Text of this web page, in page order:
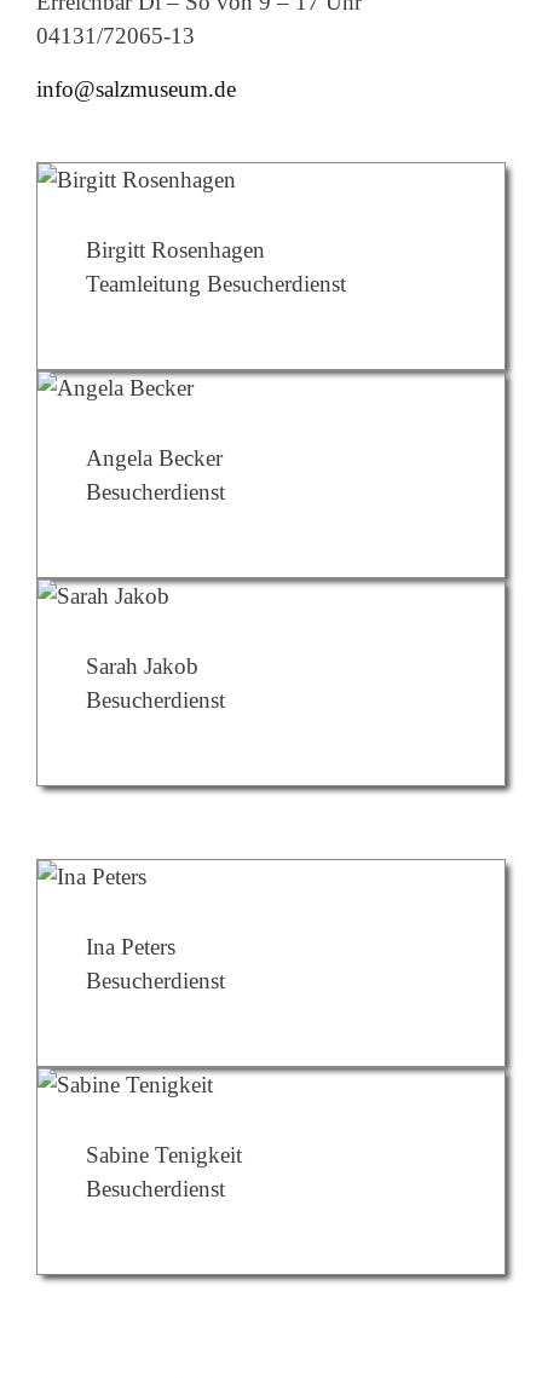
04131/72065-13
info@salzmuseum.de
Birgitt Rosenhagen
Teamleitung Besucherdienst
Angela Becker
Besucherdienst
Sarah Jakob
Besucherdienst
Ina Peters
Besucherdienst
Sabine Tenigkeit
Besucherdienst